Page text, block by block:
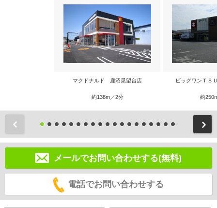
マクドナルド 鹿沼晃望台店
約138m／2分
ビッグワンＴＳ
約
メールでお問い合わせする(無料)
電話でお問い合わせする